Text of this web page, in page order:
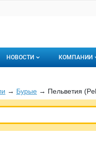
НОВОСТИ КОМПАНИИ
О
→ Бурые → Пельветия